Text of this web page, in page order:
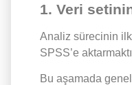
1. Veri
Analiz sürecinin ilk
SPSS’e
Bu aşamada